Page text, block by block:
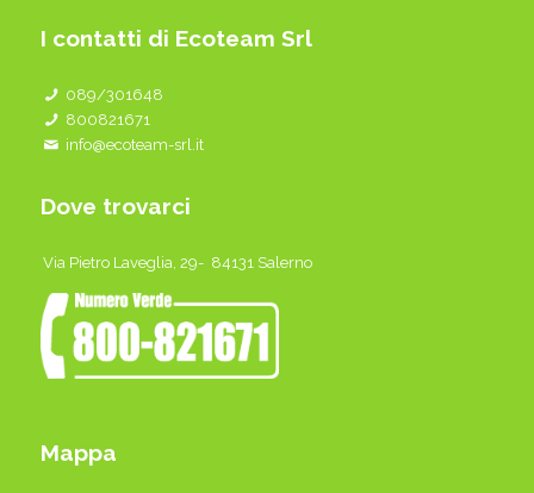
I contatti di Ecoteam Srl
089/301648
800821671
info@ecoteam-srl.it
Dove trovarci
Via Pietro Laveglia, 29- 84131 Salerno
Mappa